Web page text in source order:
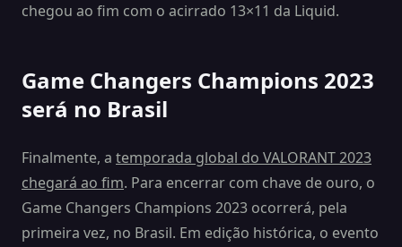
chegou ao fim com o acirrado 13×11 da Liquid.
Game Changers Champions 2023
será no Brasil
Finalmente, a temporada global do VALORANT 2023
chegará ao fim. Para encerrar com chave de ouro, o
Game Changers Champions 2023 ocorrerá, pela
primeira vez, no Brasil. Em edição histórica, o evento